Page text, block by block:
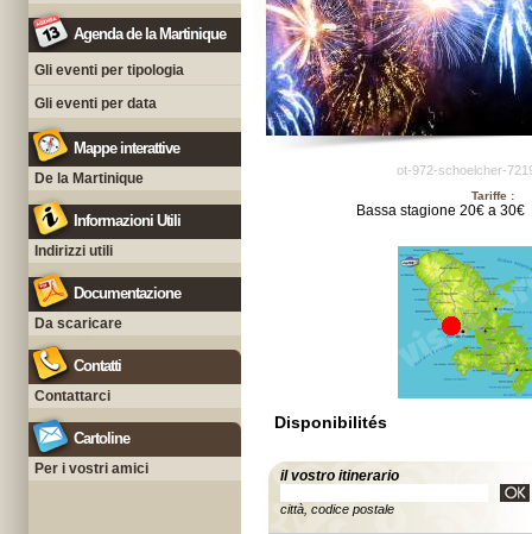
Agenda de la Martinique
Gli eventi per tipologia
Gli eventi per data
Mappe interattive
De la Martinique
Informazioni Utili
Indirizzi utili
Documentazione
Da scaricare
Contatti
Contattarci
Cartoline
Per i vostri amici
ot-972-schoelcher-
Tariffe :
Bassa stagione 20€ a 30€
Disponibilités
il vostro itinerario
città, codice postale